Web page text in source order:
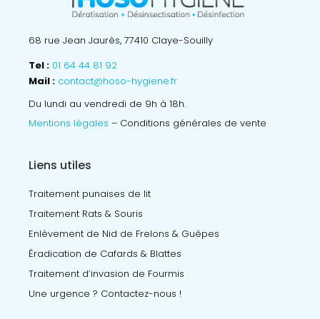
68 rue Jean Jaurès, 77410 Claye-Souilly
Tel : 01 64 44 81 92
Mail : contact@hoso-hygiene.fr
Du lundi au vendredi de 9h à 18h.
Mentions légales – Conditions générales de vente
Liens utiles
Traitement punaises de lit
Traitement Rats & Souris
Enlèvement de Nid de Frelons & Guêpes
Éradication de Cafards & Blattes
Traitement d’invasion de Fourmis
Une urgence ? Contactez-nous !